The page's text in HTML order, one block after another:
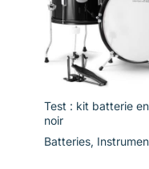
Test : kit batterie
noir
Batteries,